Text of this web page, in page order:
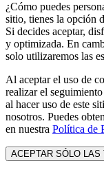
¿Cómo puedes
sitio, tienes la opción
Si decides aceptar,
y optimizada. En
solo utilizaremos las
Al aceptar el uso de
realizar el
al hacer uso de este
nosotros. Puedes
en nuestra Política de
ACEPTAR SÓLO LAS